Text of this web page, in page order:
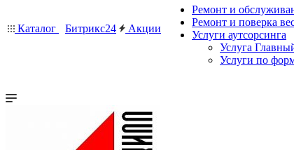
Каталог Битрикс24 Акции
Ремонт и
Ремонт и поверка
Услуги аутсорсинга
Услуга
Услуги по